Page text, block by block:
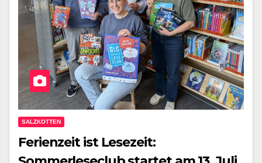
SALZKOTTEN
Ferienzeit ist Lesezeit: